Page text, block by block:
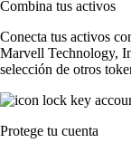
Combina tus activos
Conecta tus activos
Marvell Technology,
selección de otros
Protege tu cuenta